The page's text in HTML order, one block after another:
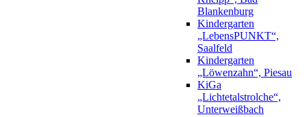
Blankenburg
Kindergarten
„LebensPUNKT“,
Saalfeld
Kindergarten
„Löwenzahn“, Piesau
KiGa
„Lichtetalstrolche“,
Unterweißbach